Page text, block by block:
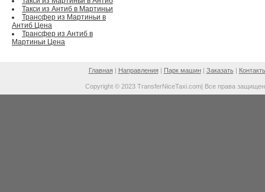
Такси из Антиб в Мартиньи
Трансфер из Мартиньи в
Антиб Цена
Трансфер из Антиб в
Мартиньи Цена
Главная| Направления| Парк машин| Заказать|
Copyright © 2023 TransferNiceTaxi.com| Все права